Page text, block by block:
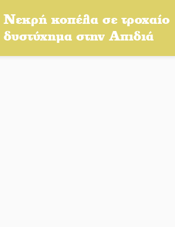
Διακοπή μαθημάτων στο
Ματάλειο Κολυμβητήριο την
Νεκρή κοπέλα σε τροχαίο
δυστύχημα στην Απιδιά